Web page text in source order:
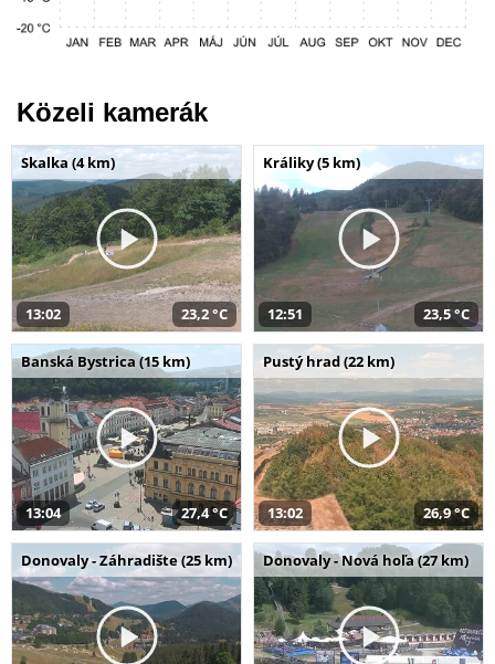
Közeli kamerák
Skalka (4 km)
13:02 23,2 °C
Králiky (5 km)
12:51 23,5 °C
Banská Bystrica (15 km)
13:04 27,4 °C
Pustý hrad (22 km)
13:02 26,9 °C
Donovaly - Záhradište (25 km) Donovaly - Nová hoľa (27 km)